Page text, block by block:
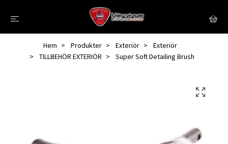
Hem Produkter Exteriör
Exteriör
TILLBEHÖR EXTERIÖR
Super Soft Detailing Brush